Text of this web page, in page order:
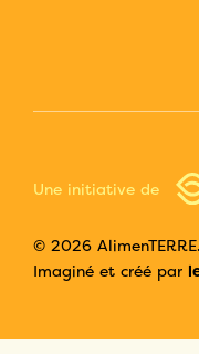
Une initiative de
© 2026
Imaginé et créé par